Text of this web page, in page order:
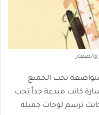
تحب الجميع
كانت مبدعة جداً تحب
ترسم لوحات جميلة